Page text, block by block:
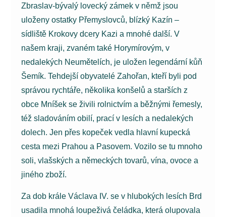
Zbraslav-bývalý lovecký zámek v němž jsou
uloženy ostatky Přemyslovců, blízký Kazín –
sídliště Krokovy dcery Kazi a mnohé další. V
našem kraji, zvaném také Horymírovým, v
nedalekých Neumětelích, je uložen legendární kůň
Šemík. Tehdejší obyvatelé Zahořan, kteří byli pod
správou rychtáře, několika konšelů a starších z
obce Mníšek se živili rolnictvím a běžnými řemesly,
též sladováním obilí, prací v lesích a nedalekých
dolech. Jen přes kopeček vedla hlavní kupecká
cesta mezi Prahou a Pasovem. Vozilo se tu mnoho
soli, vlašských a německých tovarů, vína, ovoce a
jiného zboží.
Za dob krále Václava IV. se v hlubokých lesích Brd
usadila mnohá loupeživá čeládka, která olupovala